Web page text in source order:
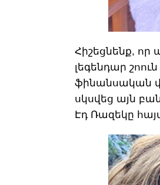
Հիշեցնենք, որ
լեգենդար
ֆինանսական
սկսվեց այն
Էդ Ռազեկը